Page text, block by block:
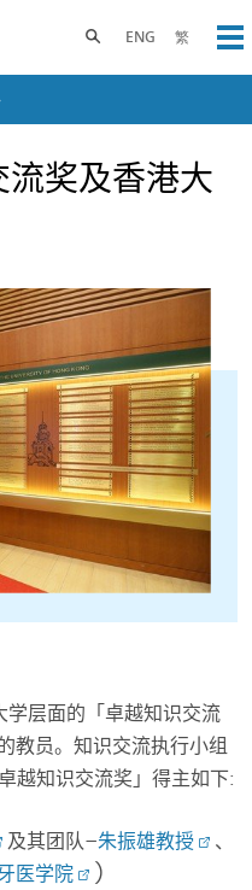
ENG 繁
Toggle search panel
奖及香港大
学层面的「卓越知识交流
教员。知识交流执行小组
越知识交流奖」得主如下:
及其团队–朱振雄教授
、
牙医学院
)